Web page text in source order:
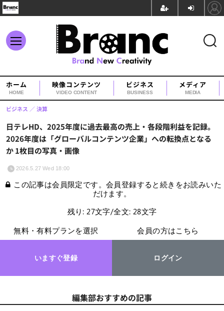
ホーム
HOME
映像コンテンツ
VIDEO CONTENT
ビジネス
BUSINESS
メディア
MEDIA
日テレHD、2025年度に過去最高の売上・各段階利益を記録。
2026年度は「グローバルコンテンツ企業」への転換点となる
か 1枚目の写真・画像
ビジネス 決算
2026.5.27 Wed 18:00
この記事は会員限定です。会員登録すると続きをお読みいた
だけます。
残り: 27文字/全文: 28文字
無料・有料プランを選択
いますぐ登録
会員の方はこちら
ログイン
編集部おすすめの記事